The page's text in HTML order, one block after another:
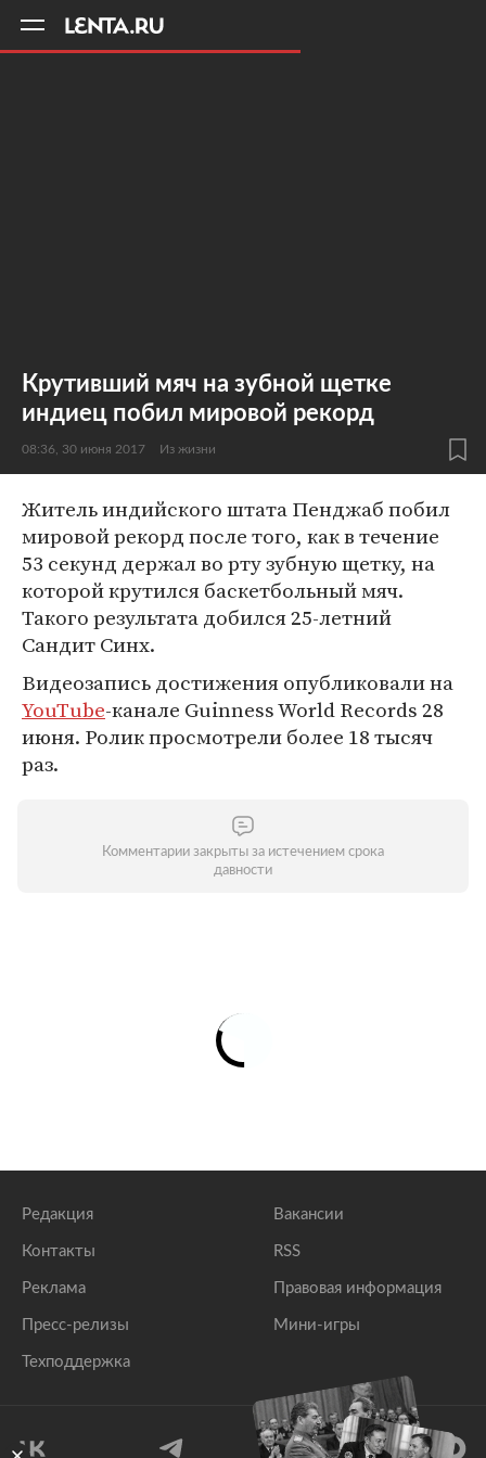
Крутивший мяч на зубной щетке
индиец побил мировой рекорд
08:36, 30 июня 2017 Из жизни
Житель индийского штата Пенджаб побил
мировой рекорд после того, как в течение
53 секунд держал во рту зубную щетку, на
которой крутился баскетбольный мяч.
Такого результата добился 25-летний
Сандит Синх.
Видеозапись достижения опубликовали на
YouTube-канале Guinness World Records 28
июня. Ролик просмотрели более 18 тысяч
раз.
Комментарии закрыты за истечением срока
давности
Редакция
Контакты
Реклама
Пресс-релизы
Техподдержка
Вакансии
RSS
Правовая информация
Мини-игры